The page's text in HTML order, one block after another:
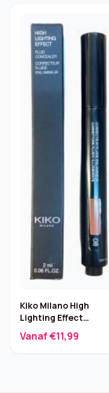
Kiko Milano High
Lighting Effect
Concealer – Nuance
08
Vanaf €11,99